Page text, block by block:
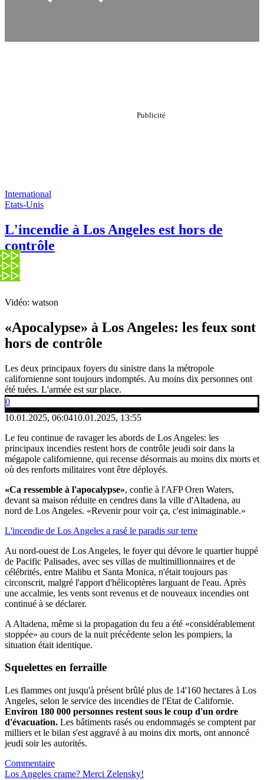
International
Etats-Unis
L'incendie à Los Angeles est hors de
contrôle
Vidéo: watson
«Apocalypse» à Los Angeles: les feux sont
hors de contrôle
Les deux principaux foyers du sinistre dans la métropole
californienne sont toujours indomptés. Au moins dix personnes ont
été tuées. L'armée est sur place.
0
10.01.2025, 06:0410.01.2025, 13:55
Le feu continue de ravager les abords de Los Angeles: les
principaux incendies restent hors de contrôle jeudi soir dans la
mégapole californienne, qui recense désormais au moins dix morts et
où des renforts militaires vont être déployés.
«Ca ressemble à l'apocalypse», confie à l'AFP Oren Waters,
devant sa maison réduite en cendres dans la ville d'Altadena, au
nord de Los Angeles. «Revenir pour voir ça, c'est inimaginable.»
L'incendie de Los Angeles a rasé le paradis sur terre
Au nord-ouest de Los Angeles, le foyer qui dévore le quartier huppé
de Pacific Palisades, avec ses villas de multimillionnaires et de
célébrités, entre Malibu et Santa Monica, n'était toujours pas
circonscrit, malgré l'apport d'hélicoptères larguant de l'eau. Après
une accalmie, les vents sont revenus et de nouveaux incendies ont
continué à se déclarer.
A Altadena, même si la propagation du feu a été «considérablement
stoppée» au cours de la nuit précédente selon les pompiers, la
situation était identique.
Squelettes en ferraille
Les flammes ont jusqu'à présent brûlé plus de 14'160 hectares à Los
Angeles, selon le service des incendies de l'Etat de Californie.
Environ 180 000 personnes restent sous le coup d'un ordre
d'évacuation. Les bâtiments rasés ou endommagés se comptent par
milliers et le bilan s'est aggravé à au moins dix morts, ont annoncé
jeudi soir les autorités.
Commentaire
Los Angeles crame? Merci Zelensky!